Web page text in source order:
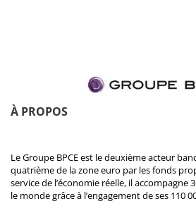
À PROPOS
Le Groupe BPCE est le deuxième acteur
quatrième de la zone euro par les fonds
service de l’économie réelle, il accompagne
le monde grâce à l’engagement de ses 110